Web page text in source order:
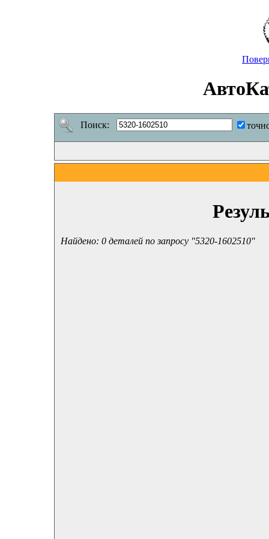
Поиск:
Найдено: 0 деталей по запросу "5320-1602510"